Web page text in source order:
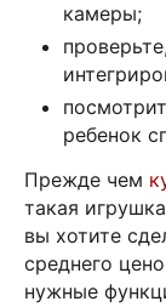
камеры;
ребенок
Прежде чем
такая
вы хотите
среднего
нужные